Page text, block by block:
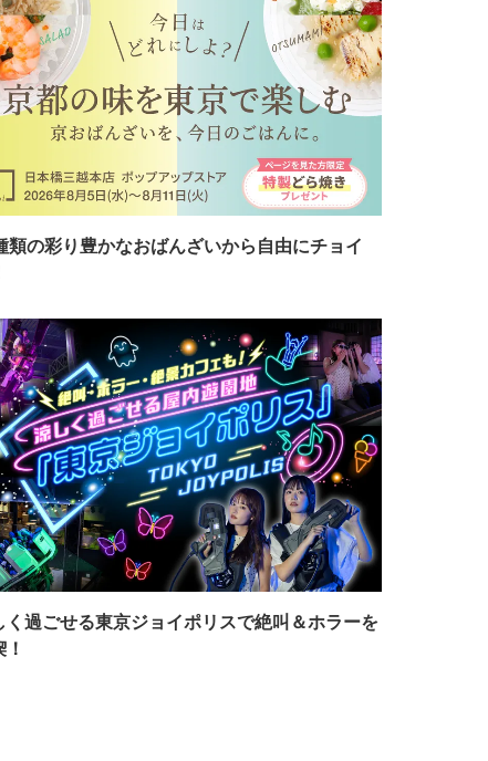
類の彩り豊かなおばんざいから自由にチョイ
く過ごせる東京ジョイポリスで絶叫＆ホラーを